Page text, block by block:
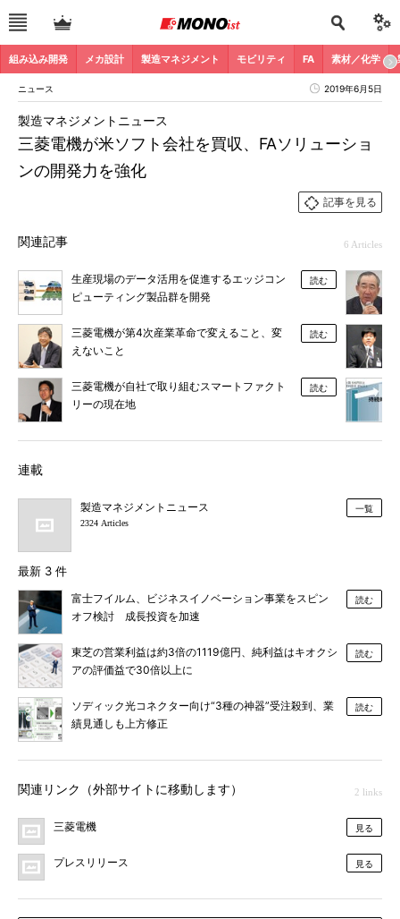
組み込み開発 メカ設計 製造マネジメント モビリティ FA 素材／化学
ニュース 2019年6月5日
三菱電機が米ソフト会社を買収、FAソリューショ
ンの開発力を強化
製造マネジメントニュース
記事を見る
関連記事 6 Articles
生産現場のデータ活用を促進するエッジコン
ピューティング製品群を開発
読む
三菱電機が第4次産業革命で変えること、変
えないこと
読む
三菱電機が自社で取り組むスマートファクト
リーの現在地
読む
連載
製造マネジメントニュース
2324 Articles
一覧
最新 3 件
富士フイルム、ビジネスイノベーション事業をスピン
オフ検討 成長投資を加速
読む
東芝の営業利益は約3倍の1119億円、純利益はキオクシ
アの評価益で30倍以上に
読む
ソディック光コネクター向け“3種の神器”受注殺到、業
績見通しも上方修正
読む
関連リンク（外部サイトに移動します） 2 links
三菱電機 見る
プレスリリース 見る